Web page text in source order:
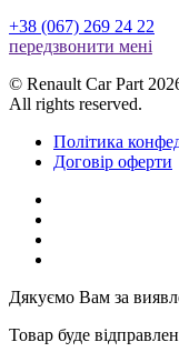
+38 (067) 269 24 22
передзвонити менi
© Renault Car Part
All rights reserved.
Політика
Договір оферти
Дякуємо Вам за
Товар буде